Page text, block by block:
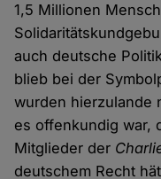
1,5 Millionen
auch deutsche
blieb bei der
wurden hierzulande
es offenkundig war,
Mitglieder der
deutschem Recht